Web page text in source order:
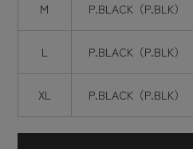
M P.BLACK（P.BLK）
L P.BLACK（P.BLK）
XL P.BLACK（P.BLK）